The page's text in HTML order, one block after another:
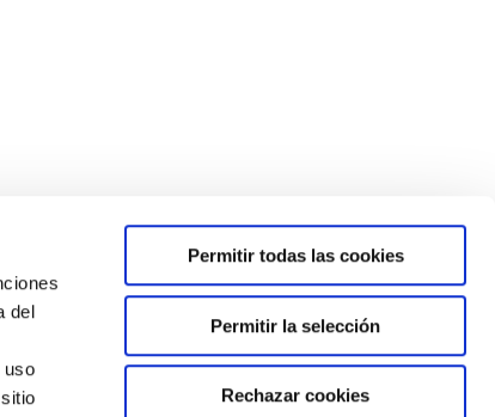
del
uso
Permitir todas las cookies
Permitir la selección
Rechazar cookies
y la calidad del contenido. Los últimos
tendencia clara hacia la limitación estricta…
Consejo Escolar
Reclamación